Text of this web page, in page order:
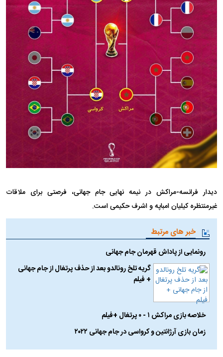
دیدار فرانسه-مراکش در نیمه نهایی جام جهانی، فرصتی برای ملاقات
غیرمنتظره کیلیان امباپه و اشرف حکیمی است.
خبر های مرتبط
رونمایی از پاداش قهرمان جام جهانی
گریه تلخ رونالدو بعد از حذف پرتغال از جام جهانی
+ فیلم
خلاصه بازی مراکش ۱ - ۰ پرتغال +فیلم
زمان بازی آرژانتین و کرواسی در جام جهانی ۲۰۲۲